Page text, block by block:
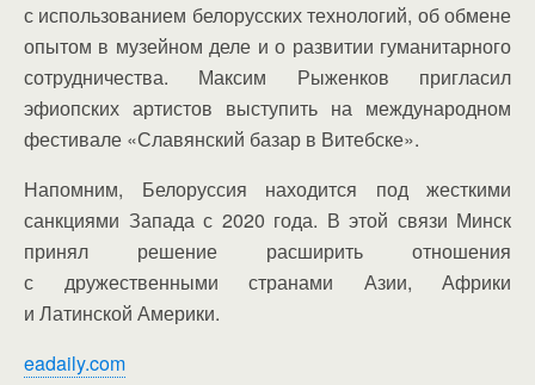
с использованием белорусских технологий, об обмене
опытом в музейном деле и о развитии гуманитарного
сотрудничества. Максим Рыженков пригласил
эфиопских артистов выступить на международном
фестивале «Славянский базар в Витебске».
Напомним, Белоруссия находится под жесткими
санкциями Запада с 2020 года. В этой связи Минск
принял решение расширить отношения
с дружественными странами Азии, Африки
и Латинской Америки.
eadaily.com